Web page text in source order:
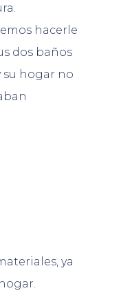
hacerle
dos baños
su hogar no
ya